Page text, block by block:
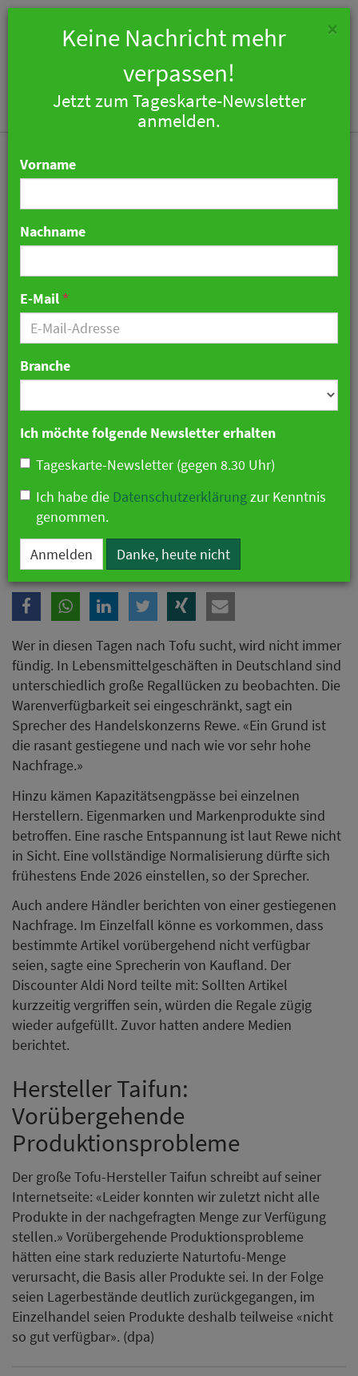
Tofu-Nachfrage übersteigt
Produktion
03. Juni 2026 11:21 Uhr| Industrie
Tofu-Nachfrage übersteigt Produktion.
Wer in diesen Tagen nach Tofu sucht, wird nicht immer
fündig. In Lebensmittelgeschäften in Deutschland sind
unterschiedlich große Regallücken zu beobachten. Die
Warenverfügbarkeit sei eingeschränkt, sagt ein
Sprecher des Handelskonzerns Rewe. «Ein Grund ist
die rasant gestiegene und nach wie vor sehr hohe
Nachfrage.»
Hinzu kämen Kapazitätsengpässe bei einzelnen
Herstellern. Eigenmarken und Markenprodukte sind
betroffen. Eine rasche Entspannung ist laut Rewe nicht
in Sicht. Eine vollständige Normalisierung dürfte sich
frühestens Ende 2026 einstellen, so der Sprecher.
Auch andere Händler berichten von einer gestiegenen
Nachfrage. Im Einzelfall könne es vorkommen, dass
bestimmte Artikel vorübergehend nicht verfügbar
seien, sagte eine Sprecherin von Kaufland. Der
Discounter Aldi Nord teilte mit: Sollten Artikel
kurzzeitig vergriffen sein, würden die Regale zügig
wieder aufgefüllt. Zuvor hatten andere Medien
berichtet.
Hersteller Taifun:
Vorübergehende
Produktionsprobleme
Der große Tofu-Hersteller Taifun schreibt auf seiner
Internetseite: «Leider konnten wir zuletzt nicht alle
Produkte in der nachgefragten Menge zur Verfügung
stellen.» Vorübergehende Produktionsprobleme
hätten eine stark reduzierte Naturtofu-Menge
verursacht, die Basis aller Produkte sei. In der Folge
seien Lagerbestände deutlich zurückgegangen, im
Einzelhandel seien Produkte deshalb teilweise «nicht
so gut verfügbar». (dpa)
×
Keine Nachricht mehr
verpassen!
Jetzt zum Tageskarte-Newsletter
anmelden.
Vorname
Nachname
E-Mail *
Branche
Ich möchte folgende Newsletter erhalten
Tageskarte-Newsletter (gegen 8.30 Uhr)
Ich habe die Datenschutzerklärungzur Kenntnis
genommen.
Anmelden Danke, heute nicht